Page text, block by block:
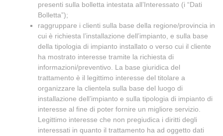
presenti sulla bolletta intestata all’Interessato (i “Dati
Bolletta”);
raggruppare i clienti sulla base della regione/provincia in
cui è richiesta l’installazione dell’impianto, e sulla base
della tipologia di impianto installato o verso cui il cliente
ha mostrato interesse tramite la richiesta di
informazioni/preventivo. La base giuridica del
trattamento è il legittimo interesse del titolare a
organizzare la clientela sulla base del luogo di
installazione dell’impianto e sulla tipologia di impianto di
interesse al fine di poter fornire un migliore servizio.
Legittimo interesse che non pregiudica i diritti degli
interessati in quanto il trattamento ha ad oggetto dati